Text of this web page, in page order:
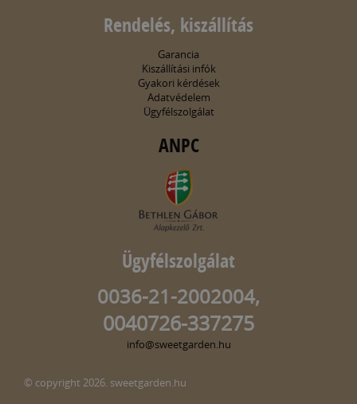
Rendelés, kiszállítás
Garancia
Kiszállítási infók
Gyakori kérdések
Adatvédelem
Ügyfélszolgálat
ANPC
Ügyfélszolgálat
0036-21-2002004,
0040726-337275
info@sweetgarden.hu
© copyright 2026. sweetgarden.hu